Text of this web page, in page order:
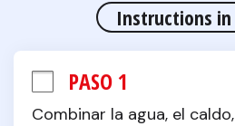
Instructions in
PASO 1
Combinar la agua, el